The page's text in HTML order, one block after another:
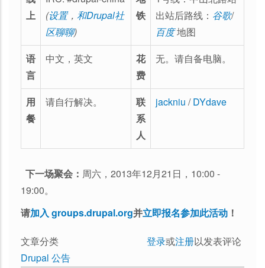
上
(设置， 和Drupal社
区聊聊)
铁
出站后路线： 谷歌/
百度地图
语
言
中文，英文
花
费
无。请自备电脑。
用
餐
请自行解决。
联
系
人
jackniu /DYdave
下一场聚会： 周六，2013年12月21日，10:00 -
19:00。
请加入 groups.drupal.org并立即报名参加此活动 ！
登录或注册以发表评论
文章分类
Drupal 公告